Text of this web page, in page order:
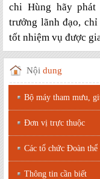
chi Hùng hãy
trưởng lãnh đạo,
tốt nhiệm vụ được
Nội dung
Bộ máy tham mưu,
Đơn vị trực thuộc
Các tổ chức Đoàn thể
Thông tin cần biết